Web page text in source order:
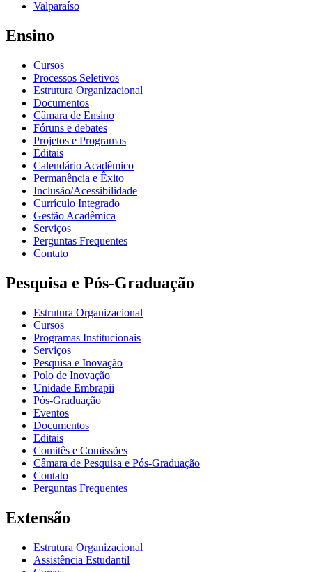
Valparaíso
Ensino
Cursos
Processos Seletivos
Estrutura Organizacional
Documentos
Câmara de Ensino
Fóruns e debates
Projetos e Programas
Editais
Calendário Acadêmico
Permanência e Êxito
Inclusão/Acessibilidade
Currículo Integrado
Gestão Acadêmica
Serviços
Perguntas Frequentes
Contato
Pesquisa e Pós-Graduação
Estrutura Organizacional
Cursos
Programas Institucionais
Serviços
Pesquisa e Inovação
Polo de Inovação
Unidade Embrapii
Pós-Graduação
Eventos
Documentos
Editais
Comitês e Comissões
Câmara de Pesquisa e Pós-Graduação
Contato
Perguntas Frequentes
Extensão
Estrutura Organizacional
Assistência Estudantil